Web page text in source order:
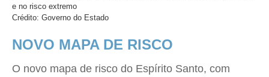
e no risco extremo
Crédito: Governo do Estado
NOVO MAPA DE RISCO
O novo mapa de risco do Espírito Santo, com